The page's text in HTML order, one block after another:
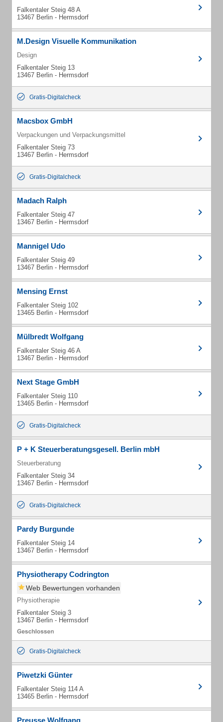
Falkentaler Steig 48 A
13467 Berlin - Hermsdorf
M.Design Visuelle Kommunikation
Design
Falkentaler Steig 13
13467 Berlin - Hermsdorf
Gratis-Digitalcheck
Macsbox GmbH
Verpackungen und Verpackungsmittel
Falkentaler Steig 73
13467 Berlin - Hermsdorf
Gratis-Digitalcheck
Madach Ralph
Falkentaler Steig 47
13467 Berlin - Hermsdorf
Mannigel Udo
Falkentaler Steig 49
13467 Berlin - Hermsdorf
Mensing Ernst
Falkentaler Steig 102
13465 Berlin - Hermsdorf
Mülbredt Wolfgang
Falkentaler Steig 46 A
13467 Berlin - Hermsdorf
Next Stage GmbH
Falkentaler Steig 110
13465 Berlin - Hermsdorf
Gratis-Digitalcheck
P + K Steuerberatungsgesell. Berlin mbH
Steuerberatung
Falkentaler Steig 34
13467 Berlin - Hermsdorf
Gratis-Digitalcheck
Pardy Burgunde
Falkentaler Steig 14
13467 Berlin - Hermsdorf
Physiotherapy Codrington
Web Bewertungen vorhanden
Physiotherapie
Falkentaler Steig 3
13467 Berlin - Hermsdorf
Gratis-Digitalcheck
Piwetzki Günter
Falkentaler Steig 114 A
13465 Berlin - Hermsdorf
Preusse Wolfgang